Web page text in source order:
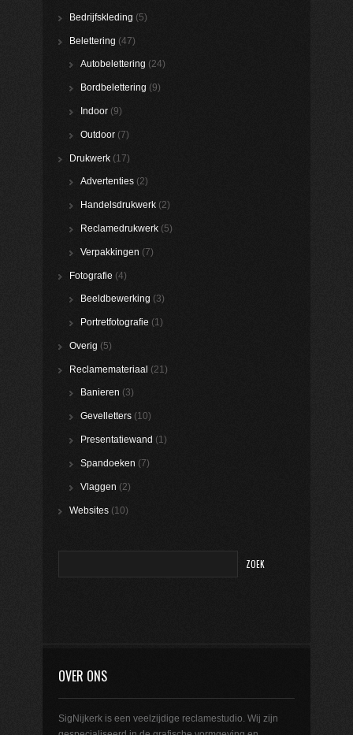
Bedrijfskleding (5)
Belettering (47)
Autobelettering (24)
Bordbelettering (9)
Indoor (9)
Outdoor (7)
Drukwerk (17)
Advertenties (2)
Handelsdrukwerk (2)
Reclamedrukwerk (5)
Verpakkingen (7)
Fotografie (4)
Beeldbewerking (3)
Portretfotografie (1)
Overig (5)
Reclamemateriaal (21)
Banieren (3)
Gevelletters (10)
Presentatiewand (1)
Spandoeken (7)
Vlaggen (2)
Websites (10)
OVER ONS
SigNijkerk is een veelzijdige reclamestudio. Wij zijn